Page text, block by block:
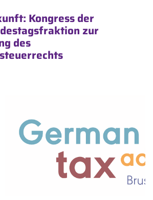
Kongress der
zur
des